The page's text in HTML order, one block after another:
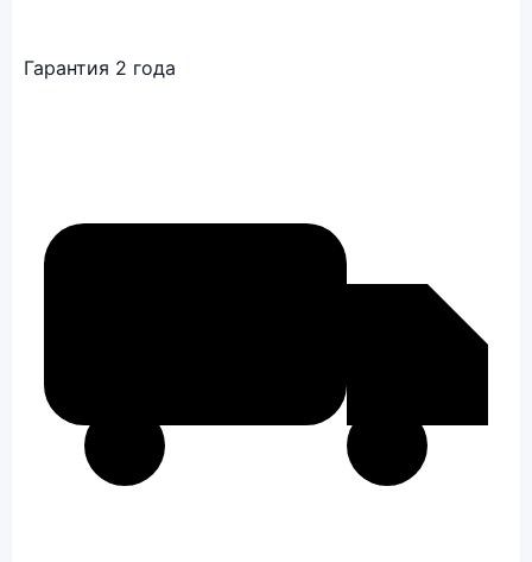
Гарантия 2 года